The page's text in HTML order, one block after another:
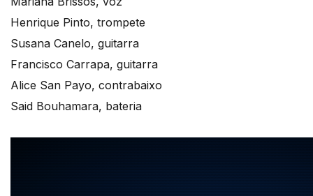
Henrique Pinto, trompete
Susana Canelo, guitarra
Francisco Carrapa, guitarra
Alice San Payo, contrabaixo
Said Bouhamara, bateria